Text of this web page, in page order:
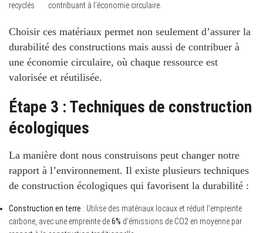
recyclés
contribuant à l’économie circulaire.
Choisir ces matériaux permet non seulement d’assurer la
durabilité des constructions mais aussi de contribuer à
une économie circulaire, où chaque ressource est
valorisée et réutilisée.
Étape 3 : Techniques de construction
écologiques
La manière dont nous construisons peut changer notre
rapport à l’environnement. Il existe plusieurs techniques
de construction écologiques qui favorisent la durabilité :
Construction en terre : Utilise des matériaux locaux et réduit l’empreinte
carbone, avec une empreinte de6% d’émissions de CO2 en moyenne par